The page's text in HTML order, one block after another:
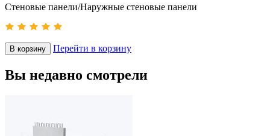
Стеновые панели/Наружные стеновые панели
В корзину Перейти в корзину
Вы недавно смотрели